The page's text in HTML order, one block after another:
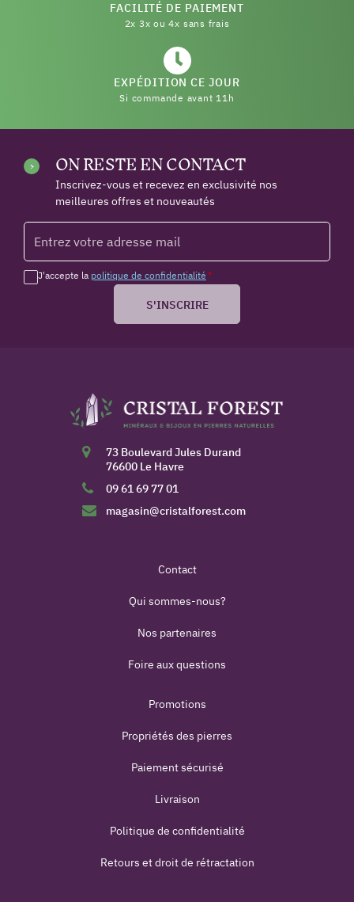
FACILITÉ DE PAIEMENT
2x 3x ou 4x sans frais
EXPÉDITION CE JOUR
Si commande avant 11h
ON RESTE EN CONTACT
Inscrivez-vous et recevez en exclusivité nos
meilleures offres et nouveautés
J'accepte la politique de confidentialité *
S'INSCRIRE
73 Boulevard Jules Durand
76600 Le Havre
09 61 69 77 01
magasin@cristalforest.com
Contact
Qui sommes-nous?
Nos partenaires
Foire aux questions
Promotions
Propriétés des pierres
Paiement sécurisé
Livraison
Politique de confidentialité
Retours et droit de rétractation